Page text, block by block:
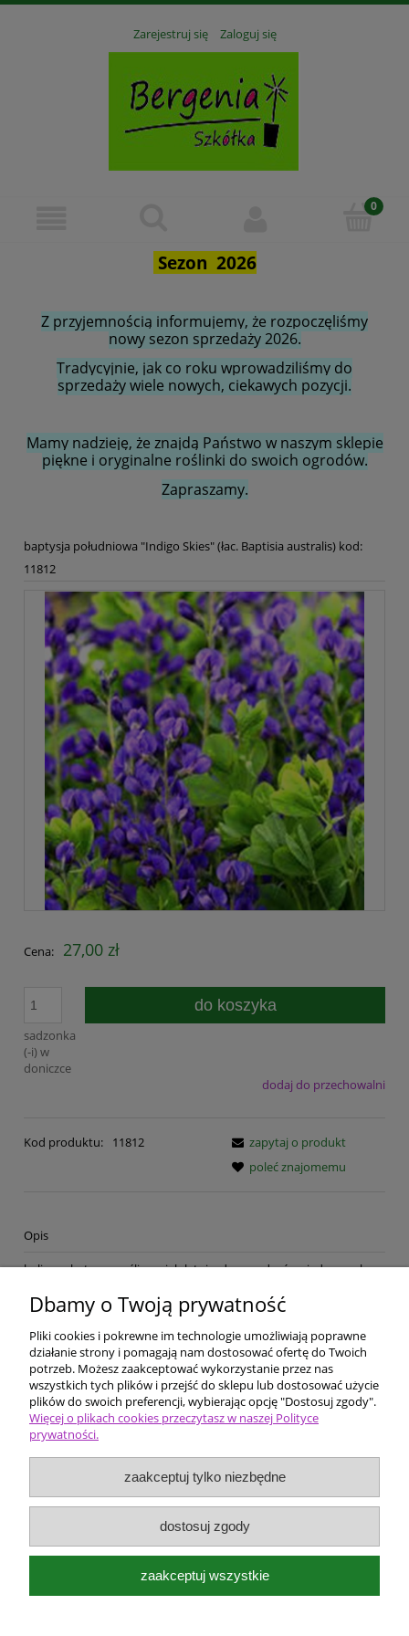
Zarejestruj się Zaloguj się
Sezon 2026
Z przyjemnością informujemy, że rozpoczęliśmy
nowy sezon sprzedaży 2026.
Tradycyjnie, jak co roku wprowadziliśmy do
sprzedaży wiele nowych, ciekawych pozycji.
Mamy nadzieję, że znajdą Państwo w naszym sklepie
piękne i oryginalne roślinki do swoich ogrodów.
Zapraszamy.
baptysja południowa "Indigo Skies" (łac. Baptisia australis) kod:
11812
Cena: 27,00 zł
sadzonka
(-i) w
doniczce
do koszyka
dodaj do przechowalni
Kod produktu: 11812
zapytaj o produkt
poleć znajomemu
Opis
bylina rabatowa, roślina wieloletnia, do nasadzeń pojedynczych,
obniżona, stanowisko słoneczne, gleba piaszczysta,
Pomoc
Dostawa i płatności
Ceny i rodzaje zakupów
O firmie
Kokotów 574
32-002 Węgrzce Wielkie k/Krakowa
Dbamy o Twoją prywatność
Pliki cookies i pokrewne im technologie umożliwiają poprawne
działanie strony i pomagają nam dostosować ofertę do Twoich
potrzeb. Możesz zaakceptować wykorzystanie przez nas
wszystkich tych plików i przejść do sklepu lub dostosować użycie
plików do swoich preferencji, wybierając opcję "Dostosuj zgody".
Więcej o plikach cookies przeczytasz w naszej Polityce
prywatności.
zaakceptuj tylko niezbędne
dostosuj zgody
zaakceptuj wszystkie